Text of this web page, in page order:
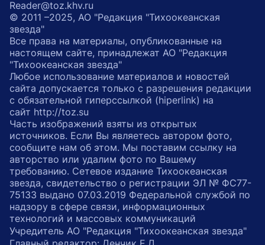
Reader@toz.khv.ru
© 2011 –2025, АО "Редакция "Тихоокеанская
звезда"
Все права на материалы, опубликованные на
настоящем сайте, принадлежат АО "Редакция
"Тихоокеанская звезда"
Любое использование материалов и новостей
сайта допускается только с разрешения редакции
с обязательной гиперссылкой (hiperlink) на
сайт http://toz.su
Часть изображений взяты из открытых
источников. Если Вы являетесь автором фото,
сообщите нам об этом. Мы поставим ссылку на
авторство или удалим фото по Вашему
требованию. Сетевое издание Тихоокеанская
звезда, свидетельство о регистрации ЭЛ № ФС77-
75133 выдано 07.03.2019 Федеральной службой по
надзору в сфере связи, информационных
технологий и массовых коммуникаций
Учредитель АО "Редакция "Тихоокеанская звезда"